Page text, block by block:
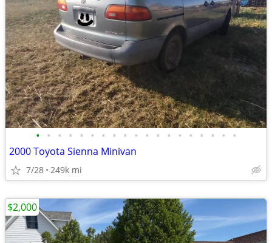
• • • • • • • • • • • • • • • • • • •
2000 Toyota Sienna Minivan
7/28 249k mi
$2,000